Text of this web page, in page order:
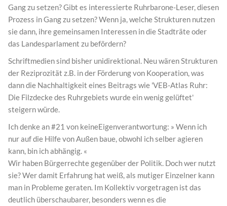
Gang zu setzen? Gibt es interessierte Ruhrbarone-Leser, diesen
Prozess in Gang zu setzen? Wenn ja, welche Strukturen nutzen
sie dann, ihre gemeinsamen Interessen in die Stadträte oder
das Landesparlament zu befördern?
Schriftmedien sind bisher unidirektional. Neu wären Strukturen
der Reziprozität z.B. in der Förderung von Kooperation, was
dann die Nachhaltigkeit eines Beitrags wie 'VEB-Atlas Ruhr:
Die Filzdecke des Ruhrgebiets wurde ein wenig gelüftet'
steigern würde.
Ich denke an #21 von keineEigenverantwortung: » Wenn ich
nur auf die Hilfe von Außen baue, obwohl ich selber agieren
kann, bin ich abhängig. «
Wir haben Bürgerrechte gegenüber der Politik. Doch wer nutzt
sie? Wer damit Erfahrung hat weiß, als mutiger Einzelner kann
man in Probleme geraten. Im Kollektiv vorgetragen ist das
deutlich überschaubarer, besonders wenn es die